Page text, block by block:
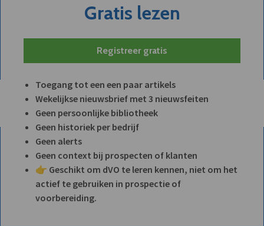
Gratis lezen
Registreer gratis
Toegang tot een een paar artikels
Wekelijkse nieuwsbrief met 3 nieuwsfeiten
Geen persoonlijke bibliotheek
Geen historiek per bedrijf
Geen alerts
Geen context bij prospecten of klanten
👉 Geschikt om dVO te leren kennen, niet om het
actief te gebruiken in prospectie of
voorbereiding.